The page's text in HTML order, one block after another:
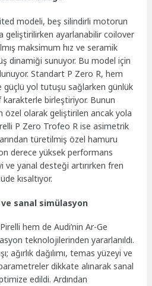
modeli, beş silindirli motorun
geliştirilirken ayarlanabilir coilover
maksimum hız ve seramik
dinamiği sunuyor. Bu model için
Standart P Zero R, hem
güçlü yol tutuşu sağlarken günlük
birleştiriyor. Bunun
özel olarak geliştirilen ancak yola
P Zero Trofeo R ise asimetrik
türetilmiş özel hamuru
derece yüksek performans
ve yanal desteği artırırken fren
kısaltıyor.
sanal simülasyon
hem de Audi’nin Ar-Ge
teknolojilerinden yararlanıldı.
ağırlık dağılımı, temas yüzeyi ve
dikkate alınarak sanal
edildi. Ardından